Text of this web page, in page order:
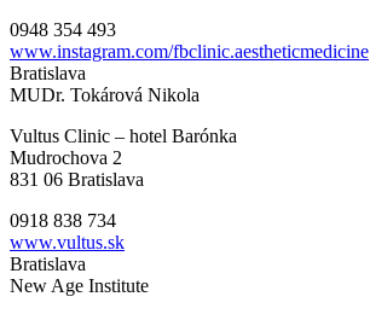
0948 354 493
www.instagram.com/fbclinic.aestheticmedicine
Bratislava
MUDr. Tokárová Nikola
Vultus Clinic – hotel Barónka
Mudrochova 2
831 06 Bratislava
0918 838 734
www.vultus.sk
Bratislava
New Age Institute